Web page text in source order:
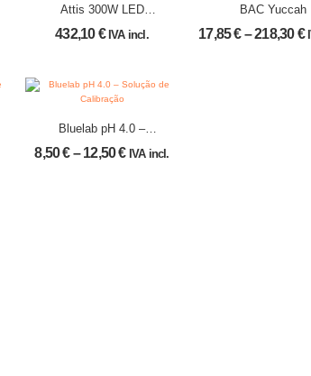
Attis 300W LED
LUMATEK
432,10€ IVA incl.
BAC Yuccah
17,85€ –218,30€
Bluelab pH 4.0 –
Solução de Calibração
8,50€ – 12,50€ IVA incl.